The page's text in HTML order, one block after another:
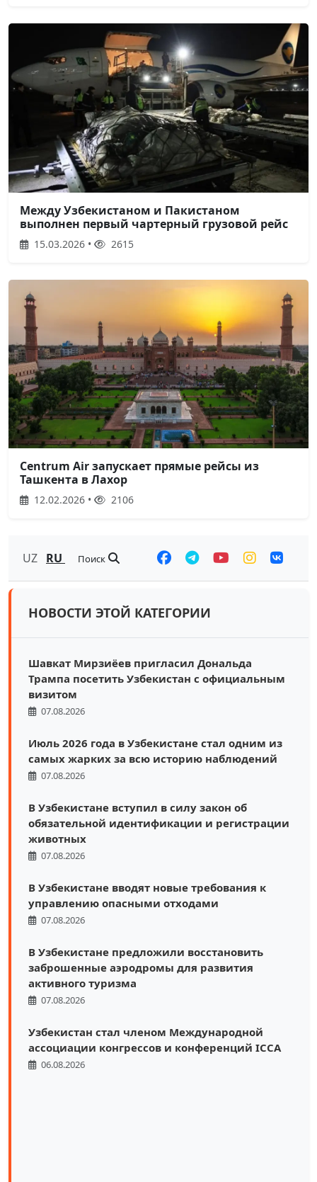
Между Узбекистаном и Пакистаном
выполнен первый чартерный грузовой рейс
15.03.2026 • 2615
Centrum Air запускает прямые рейсы из
Ташкента в Лахор
12.02.2026 • 2106
UZ RU Поиск
НОВОСТИ ЭТОЙ КАТЕГОРИИ
Шавкат Мирзиёев пригласил Дональда
Трампа посетить Узбекистан с официальным
визитом
07.08.2026
Июль 2026 года в Узбекистане стал одним из
самых жарких за всю историю наблюдений
07.08.2026
В Узбекистане вступил в силу закон об
обязательной идентификации и регистрации
животных
07.08.2026
В Узбекистане вводят новые требования к
управлению опасными отходами
07.08.2026
В Узбекистане предложили восстановить
заброшенные аэродромы для развития
активного туризма
07.08.2026
Узбекистан стал членом Международной
ассоциации конгрессов и конференций ICCA
06.08.2026